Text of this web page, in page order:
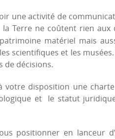
une activité de
la Terre ne coûtent rien
matériel mais
scientifiques et les
de décisions.
à votre disposition une
et le statut
positionner en lanceur